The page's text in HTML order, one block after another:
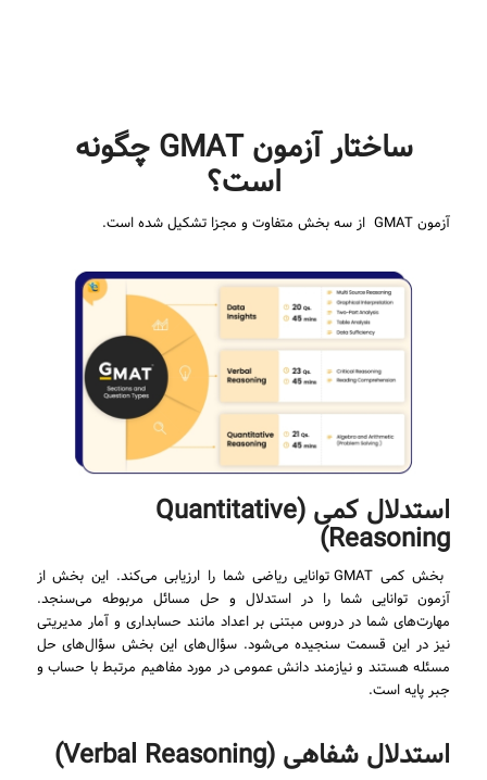
ساختار آزمون GMAT چگونه
است؟
آزمون GMAT از سه بخش متفاوت و مجزا تشکیل شده است.
استدلال کمی (Quantitative
Reasoning)
بخش کمی GMAT توانایی ریاضی شما را ارزیابی می‌کند. این بخش از
آزمون توانایی شما را در استدلال و حل مسائل مربوطه می‌سنجد.
مهارت‌های شما در دروس مبتنی بر اعداد مانند حسابداری و آمار مدیریتی
نیز در این قسمت سنجیده می‌شود. سؤال‌های این بخش سؤال‌های حل
مسئله هستند و نیازمند دانش عمومی در مورد مفاهیم مرتبط با حساب و
جبر پایه است.
استدلال شفاهی (Verbal Reasoning)